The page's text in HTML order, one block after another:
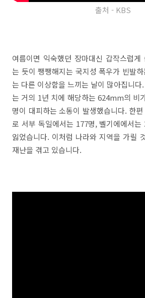
출처 - KBS
여름이면 익숙했던 장마대신 갑작스럽
는 듯이 쨍쨍해지는 국지성 폭우가 빈발
는 다른 이상함을 느끼는 날이 많아집니
는 거의 1년 치에 해당하는 624mm의 비
명이 대피하는 소동이 발생했습니다. 한
로 서부 독일에서는 177명, 벨기에에서
잃었습니다. 이처럼 나라와 지역을 가릴
재난을 겪고 있습니다.